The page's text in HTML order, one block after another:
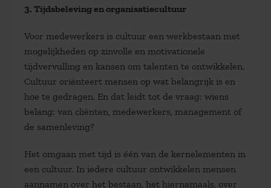
3. Tijdsbeleving en organisatiecultuur
Voor medewerkers is cultuur een werkbestaan met
mogelijkheden op zinvolle en motivationele
tijdvervulling en kansen om talenten te ontwikkelen.
Cultuur oriënteert mensen op wat belangrijk is en
hoe te gedragen. En dat leidt tot de vraag: wiens
belang: van cliënten, medewerkers, management of
de samenleving?
Het omgaan met tijd is één van de kernelementen in
een cultuur. In iedere cultuur ontwikkelen mensen
aannamen over het bestaan, het hiernamaals, over